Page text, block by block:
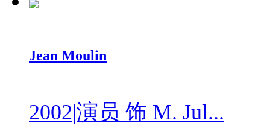
Jean Moulin
2002|演员 饰 M. Jul...